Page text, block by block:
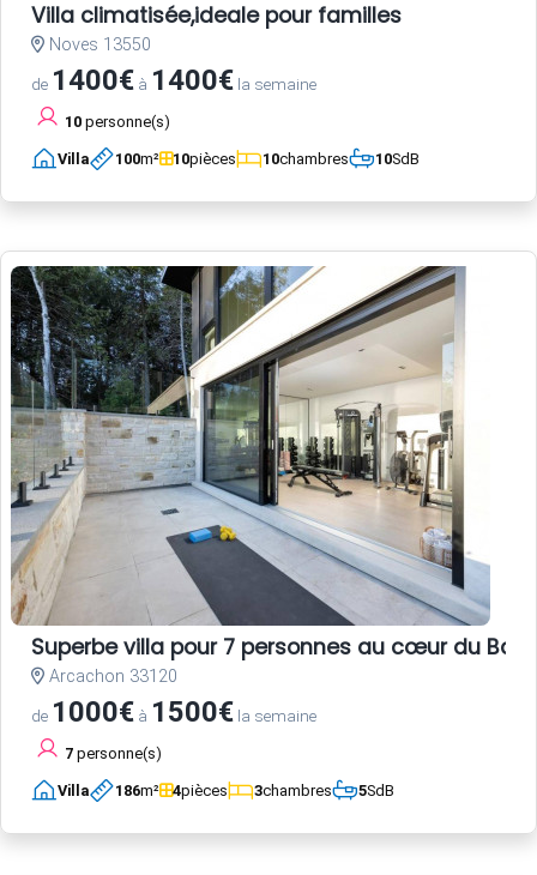
Villa climatisée,ideale pour familles
Noves 13550
de 1400€ à 1400€ la semaine
10 personne(s)
Villa 100m² 10pièces 10chambres 10SdB
Superbe villa pour 7 personnes au cœur du
Arcachon 33120
de 1000€ à 1500€ la semaine
7 personne(s)
Villa 186m² 4pièces 3chambres 5SdB